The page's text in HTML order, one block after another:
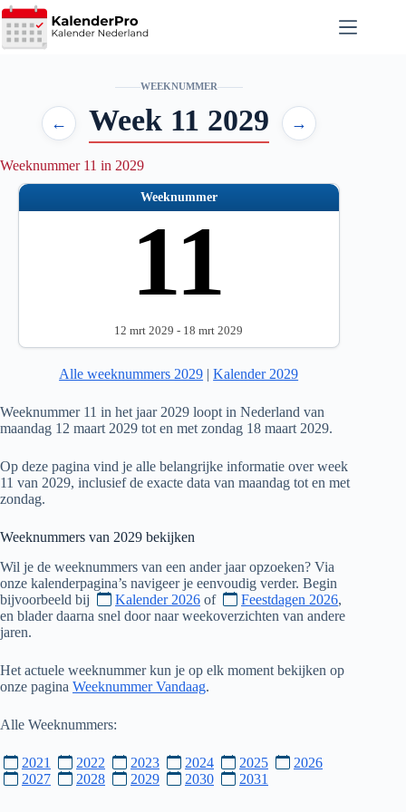
Ga
naar
de
WEEKNUMMER
← Week 11 2029 →
Weeknummer 11 in 2029
Weeknummer
11
12 mrt 2029 - 18 mrt 2029
Alle weeknummers 2029 |Kalender 2029
Weeknummer 11 in het jaar 2029 loopt in Nederland van
maandag 12 maart 2029 tot en met zondag 18 maart 2029.
Op deze pagina vind je alle belangrijke informatie over week
11 van 2029, inclusief de exacte data van maandag tot en met
zondag.
Weeknummers van 2029 bekijken
Wil je de weeknummers van een ander jaar opzoeken? Via
onze kalenderpagina’s navigeer je eenvoudig verder. Begin
bijvoorbeeld bij
Kalender 2026 of Feestdagen 2026,
en blader daarna snel door naar weekoverzichten van andere
jaren.
Het actuele weeknummer kun je op elk moment bekijken op
onze pagina Weeknummer Vandaag.
Alle Weeknummers:
2021 2022 2023 2024 2025
2026
2027
2028 2029 2030 2031